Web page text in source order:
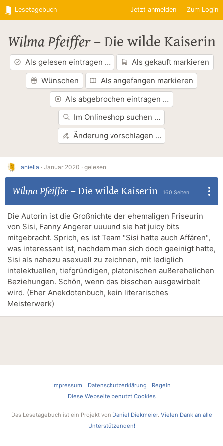
Lesetagebuch Jetzt anmelden Zum Login
Wilma Pfeiffer– Die wilde Kaiserin
Als gelesen eintragen …
Als gekauft markieren
Wünschen
Als angefangen markieren
Als abgebrochen eintragen …
Im Onlineshop suchen …
Änderung vorschlagen …
aniella · Januar 2020 · gelesen
Wilma Pfeiffer– Die wilde Kaiserin 160 Seiten
Die Autorin ist die Großnichte der ehemaligen Friseurin
von Sisi, Fanny Angerer uuuund sie hat juicy bits
mitgebracht. Sprich, es ist Team "Sisi hatte auch Affären",
was interessant ist, nachdem man sich doch geeinigt hatte,
Sisi als nahezu asexuell zu zeichnen, mit lediglich
intelektuellen, tiefgründigen, platonischen außerehelichen
Beziehungen. Schön, wenn das bisschen ausgewirbelt
wird. (Eher Anekdotenbuch, kein literarisches
Meisterwerk)
Impressum Datenschutzerklärung
Regeln
Diese Webseite benutzt Cookies
Das Lesetagebuch ist ein Projekt von Daniel Diekmeier. Vielen Dank an alle
Unterstützenden!